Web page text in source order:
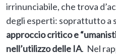
irrinunciabile, che trova
degli esperti: soprattutto a
approccio critico e
nell’utilizzo delle IA. Nel